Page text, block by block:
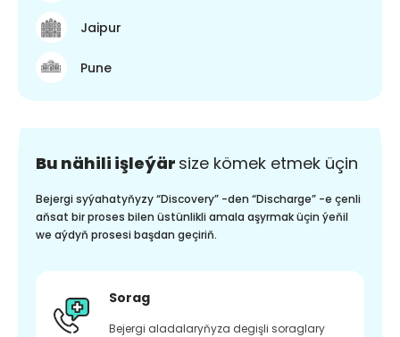
Jaipur
Pune
Bu nähili işleýär size kömek etmek üçin
Bejergi syýahatyňyzy “Discovery” -den “Discharge” -e çenli
aňsat bir proses bilen üstünlikli amala aşyrmak üçin ýeňil
we aýdyň prosesi başdan geçiriň.
Sorag
Bejergi aladalaryňyza degişli soraglary